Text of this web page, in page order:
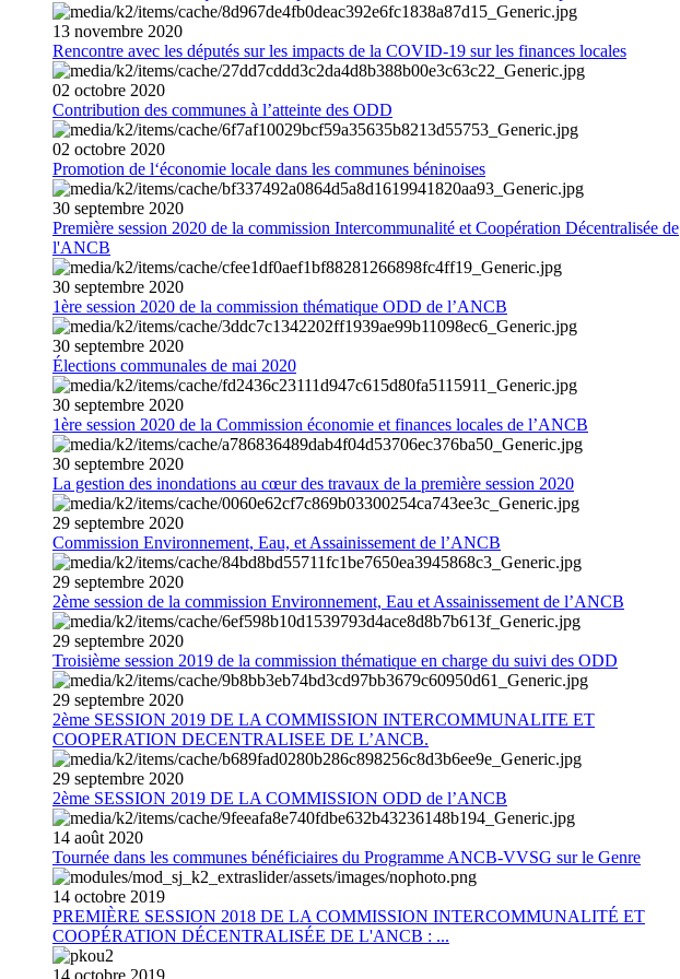
13 novembre 2020
Rencontre avec les députés sur les impacts de la COVID-19 sur les finances locales
02 octobre 2020
Contribution des communes à l’atteinte des ODD
02 octobre 2020
Promotion de l‘économie locale dans les communes béninoises
30 septembre 2020
Première session 2020 de la commission Intercommunalité et Coopération Décentralisée de
l'ANCB
30 septembre 2020
1ère session 2020 de la commission thématique ODD de l’ANCB
30 septembre 2020
Élections communales de mai 2020
30 septembre 2020
1ère session 2020 de la Commission économie et finances locales de l’ANCB
30 septembre 2020
La gestion des inondations au cœur des travaux de la première session 2020
29 septembre 2020
Commission Environnement, Eau, et Assainissement de l’ANCB
29 septembre 2020
2ème session de la commission Environnement, Eau et Assainissement de l’ANCB
29 septembre 2020
Troisième session 2019 de la commission thématique en charge du suivi des ODD
29 septembre 2020
2ème SESSION 2019 DE LA COMMISSION INTERCOMMUNALITE ET
COOPERATION DECENTRALISEE DE L’ANCB.
29 septembre 2020
2ème SESSION 2019 DE LA COMMISSION ODD de l’ANCB
14 août 2020
Tournée dans les communes bénéficiaires du Programme ANCB-VVSG sur le Genre
14 octobre 2019
PREMIÈRE SESSION 2018 DE LA COMMISSION INTERCOMMUNALITÉ ET
COOPÉRATION DÉCENTRALISÉE DE L'ANCB : ...
14 octobre 2019